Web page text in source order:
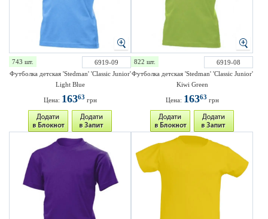
743 шт.
6919-09
Футболка детская 'Stedman' 'Classic Junior'
Light Blue
Цена: 16363 грн
822 шт.
6919-08
Футболка детская 'Stedman' 'Classic Junior'
Kiwi Green
Цена: 16363 грн